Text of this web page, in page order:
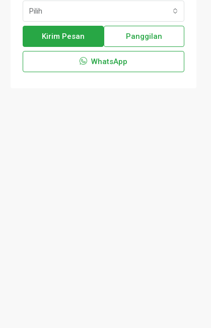
Pilih
Kirim Pesan Panggilan
WhatsApp